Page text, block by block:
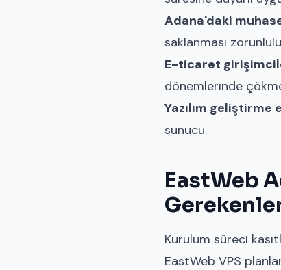
Adana'daki
saklanması
E-ticaret
dönemlerinde
Yazılım geliştirme
sunucu.
EastWeb
Kurulum süreci
EastWeb VPS